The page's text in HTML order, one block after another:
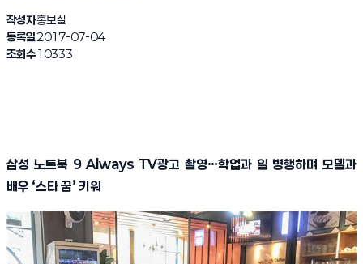
작성자홍보실
등록일2017-07-04
조회수10333
삼성 노트북 9 Always TV광고 촬영…학업과 일 병행하며 모델과
배우 ‘스타 꿈’ 키워